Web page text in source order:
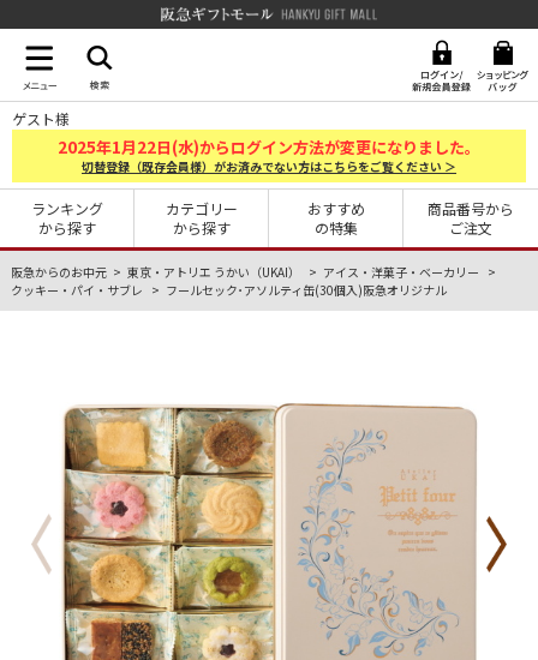
ゲスト様
2025年1月22日(水)からログイン方法が変更になりました。
切替登録（既存会員様）がお済みでない方はこちらをご覧ください ＞
ランキング
から探す
カテゴリー
から探す
おすすめ
の特集
商品番号から
ご注文
阪急からのお中元 東京・アトリエ うかい（UKAI）
アイス・洋菓子・ベーカリー
クッキー・パイ・サブレ
フールセック･アソルティ缶(30個入)阪急オリジナル